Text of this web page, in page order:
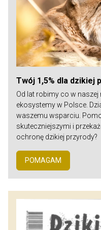
Twój 1,5% dla dzikiej
Od lat robimy co w
ekosystemy w Polsce.
waszemu wsparciu.
skuteczniejszymi i
ochronę dzikiej przyrody?
POMAGAM